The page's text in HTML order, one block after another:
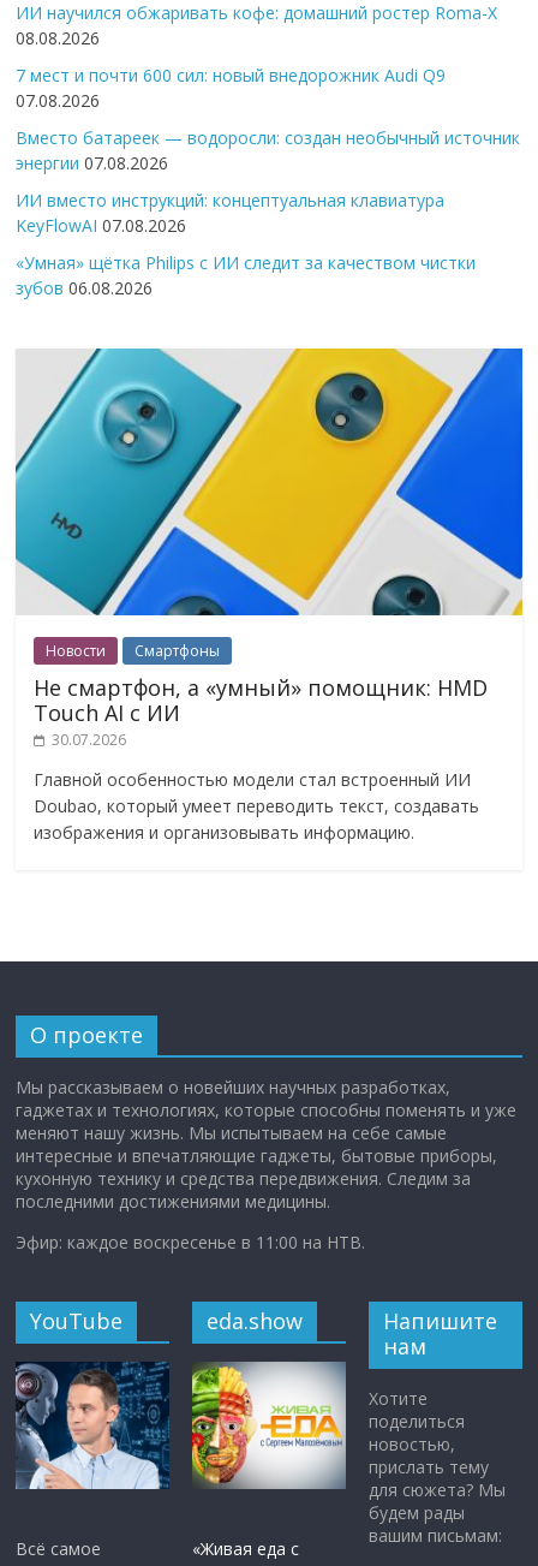
ИИ научился обжаривать кофе: домашний ростер Roma-X
08.08.2026
7 мест и почти 600 сил: новый внедорожник Audi Q9
07.08.2026
Вместо батареек — водоросли: создан необычный источник
энергии 07.08.2026
ИИ вместо инструкций: концептуальная клавиатура
KeyFlowAI 07.08.2026
«Умная» щётка Philips с ИИ следит за качеством чистки
зубов 06.08.2026
Новости Смартфоны
Не смартфон, а «умный» помощник: HMD
Touch AI с ИИ
30.07.2026
Главной особенностью модели стал встроенный ИИ
Doubao, который умеет переводить текст, создавать
изображения и организовывать информацию.
О проекте
Мы рассказываем о новейших научных разработках,
гаджетах и технологиях, которые способны поменять и уже
меняют нашу жизнь. Мы испытываем на себе самые
интересные и впечатляющие гаджеты, бытовые приборы,
кухонную технику и средства передвижения. Следим за
последними достижениями медицины.
Эфир: каждое воскресенье в 11:00 на НТВ.
YouTube
Всё самое
eda.show
«Живая еда с
Напишите
нам
Хотите
поделиться
новостью,
прислать тему
для сюжета? Мы
будем рады
вашим письмам: